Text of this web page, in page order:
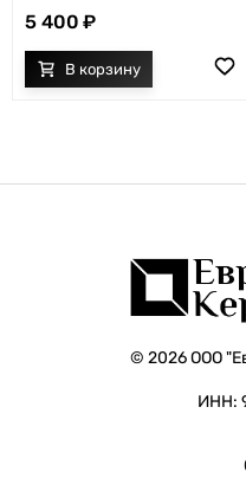
5 400
© 2026 ООО
ИНН: